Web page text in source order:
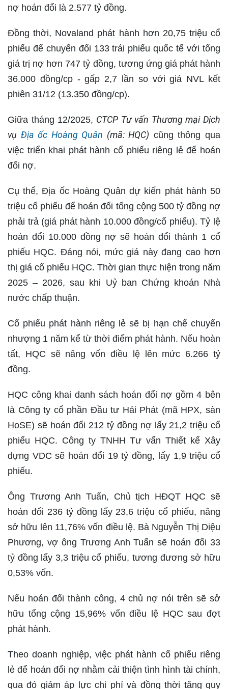
nợ hoán đổi là 2.577 tỷ đồng.
Đồng thời, Novaland phát hành hơn 20,75 triệu cổ
phiếu để chuyển đổi 133 trái phiếu quốc tế với tổng
giá trị nợ hơn 747 tỷ đồng, tương ứng giá phát hành
36.000 đồng/cp - gấp 2,7 lần so với giá NVL kết
phiên 31/12 (13.350 đồng/cp).
Giữa tháng 12/2025, CTCP Tư vấn Thương mại Dịch
vụ Địa ốc Hoàng Quân (mã: HQC) cũng thông qua
việc triển khai phát hành cổ phiếu riêng lẻ để hoán
đổi nợ.
Cụ thể, Địa ốc Hoàng Quân dự kiến phát hành 50
triệu cổ phiếu để hoán đổi tổng cộng 500 tỷ đồng nợ
phải trả (giá phát hành 10.000 đồng/cổ phiếu). Tỷ lệ
hoán đổi 10.000 đồng nợ sẽ hoán đổi thành 1 cổ
phiếu HQC. Đáng nói, mức giá này đang cao hơn
thị giá cổ phiếu HQC. Thời gian thực hiện trong năm
2025 – 2026, sau khi Uỷ ban Chứng khoán Nhà
nước chấp thuận.
Cổ phiếu phát hành riêng lẻ sẽ bị hạn chế chuyển
nhượng 1 năm kể từ thời điểm phát hành. Nếu hoàn
tất, HQC sẽ nâng vốn điều lệ lên mức 6.266 tỷ
đồng.
HQC công khai danh sách hoán đổi nợ gồm 4 bên
là Công ty cổ phần Đầu tư Hải Phát (mã HPX, sàn
HoSE) sẽ hoán đổi 212 tỷ đồng nợ lấy 21,2 triệu cổ
phiếu HQC. Công ty TNHH Tư vấn Thiết kế Xây
dựng VDC sẽ hoán đổi 19 tỷ đồng, lấy 1,9 triệu cổ
phiếu.
Ông Trương Anh Tuấn, Chủ tịch HĐQT HQC sẽ
hoán đổi 236 tỷ đồng lấy 23,6 triệu cổ phiếu, nâng
sở hữu lên 11,76% vốn điều lệ. Bà Nguyễn Thị Diệu
Phương, vợ ông Trương Anh Tuấn sẽ hoán đổi 33
tỷ đồng lấy 3,3 triệu cổ phiếu, tương đương sở hữu
0,53% vốn.
Nếu hoán đổi thành công, 4 chủ nợ nói trên sẽ sở
hữu tổng cộng 15,96% vốn điều lệ HQC sau đợt
phát hành.
Theo doanh nghiệp, việc phát hành cổ phiếu riêng
lẻ để hoán đổi nợ nhằm cải thiện tình hình tài chính,
qua đó giảm áp lực chi phí và đồng thời tăng quy